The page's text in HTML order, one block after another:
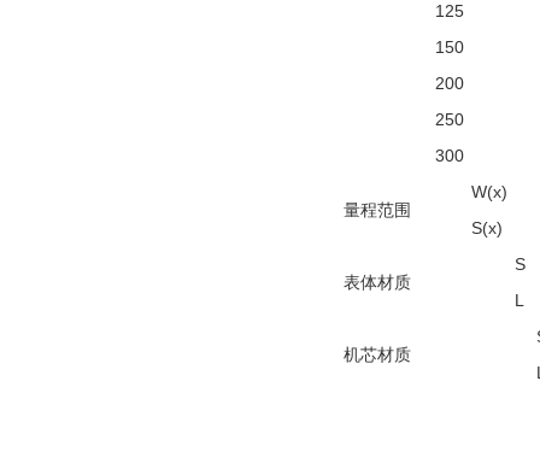
125
150
200
250
300
量程范围
W(x)
S(x)
表体材质
S
L
机芯材质